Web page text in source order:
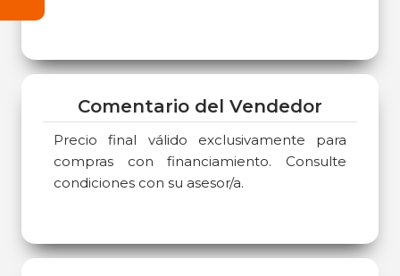
Comentario del Vendedor
Precio final válido exclusivamente para
compras con financiamiento. Consulte
condiciones con su asesor/a.